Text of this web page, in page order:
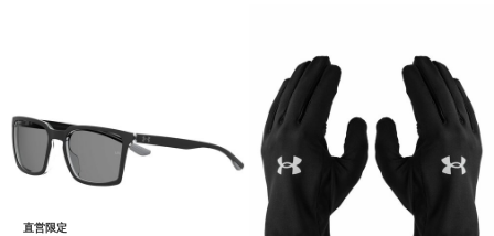
直営限定